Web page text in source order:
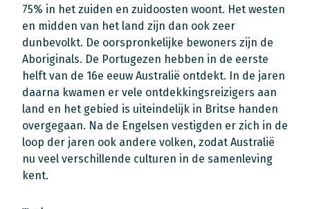
75% in het zuiden en zuidoosten woont. Het westen
en midden van het land zijn dan ook zeer
dunbevolkt. De oorspronkelijke bewoners zijn de
Aboriginals. De Portugezen hebben in de eerste
helft van de 16e eeuw Australië ontdekt. In de jaren
daarna kwamen er vele ontdekkingsreizigers aan
land en het gebied is uiteindelijk in Britse handen
overgegaan. Na de Engelsen vestigden er zich in de
loop der jaren ook andere volken, zodat Australië
nu veel verschillende culturen in de samenleving
kent.